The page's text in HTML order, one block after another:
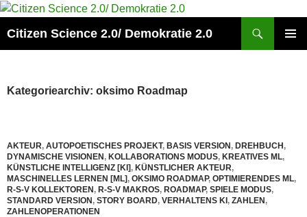
Zum
springen
Citizen Science 2.0/ Demokratie 2.0
Kategoriearchiv: oksimo Roadmap
AKTEUR, AUTOPOETISCHES PROJEKT, BASIS VERSION, DREHBUCH,
DYNAMISCHE VISIONEN, KOLLABORATIONS MODUS, KREATIVES ML,
KÜNSTLICHE INTELLIGENZ [KI], KÜNSTLICHER AKTEUR,
MASCHINELLES LERNEN [ML], OKSIMO ROADMAP, OPTIMIERENDES ML,
R-S-V KOLLEKTOREN, R-S-V MAKROS, ROADMAP, SPIELE MODUS,
STANDARD VERSION, STORY BOARD, VERHALTENS KI, ZAHLEN,
ZAHLENOPERATIONEN